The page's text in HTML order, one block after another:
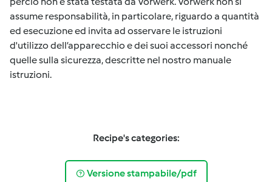
assume responsabilità, in particolare, riguardo a quantità
ed esecuzione ed invita ad osservare le istruzioni
d'utilizzo dell’apparecchio e dei suoi accessori nonché
quelle sulla sicurezza, descritte nel nostro manuale
istruzioni.
Recipe's categories:
Versione stampabile/pdf